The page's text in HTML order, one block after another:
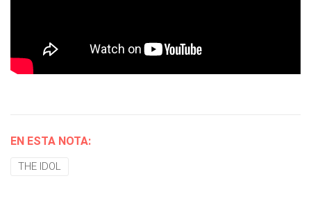
EN ESTA NOTA:
THE IDOL